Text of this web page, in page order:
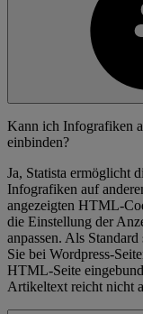
Kann ich Infografiken
einbinden?
Ja, Statista ermöglicht
Infografiken auf
angezeigten HTML-
die Einstellung der
anpassen. Als
Sie bei Wordpress-
HTML-Seite
Artikeltext reicht nicht